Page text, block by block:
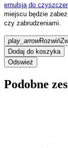
emulsją do
miejscu będzie
czy zabrudzeniami.
play_arrowRozwiń
Dodaj do koszyka
Podobne